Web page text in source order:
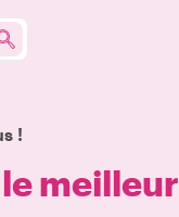
!
le meilleur